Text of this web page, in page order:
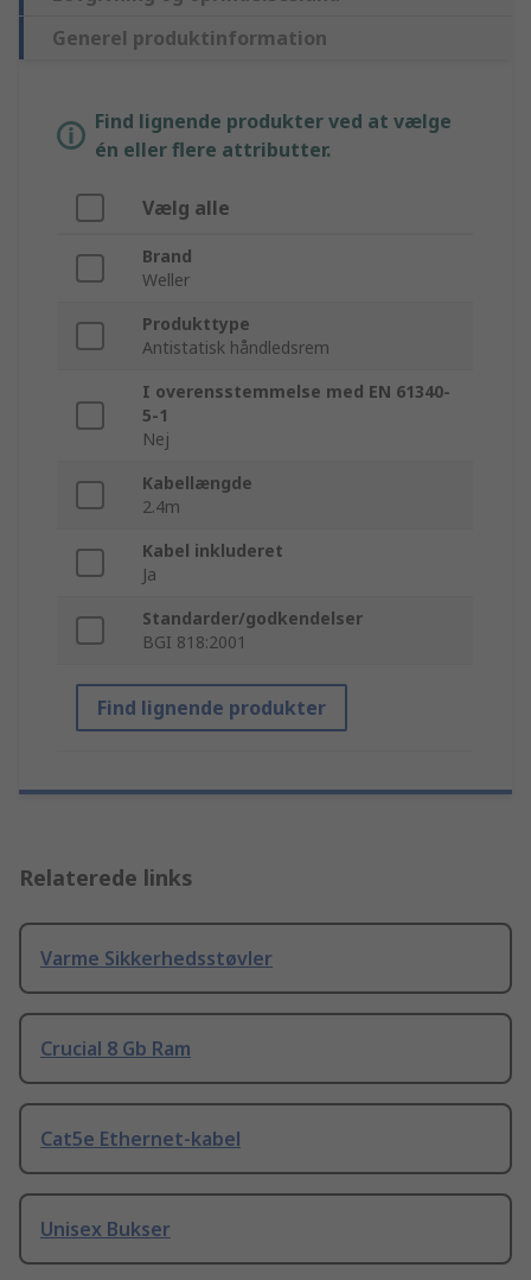
Generel produktinformation
Find lignende produkter ved at vælge
én eller flere attributter.
Vælg alle
Brand
Weller
Produkttype
Antistatisk håndledsrem
I overensstemmelse med EN 61340-
5-1
Nej
Kabellængde
2.4m
Kabel inkluderet
Ja
Standarder/godkendelser
BGI 818:2001
Find lignende produkter
Relaterede links
Varme Sikkerhedsstøvler
Crucial 8 Gb Ram
Cat5e Ethernet-kabel
Unisex Bukser